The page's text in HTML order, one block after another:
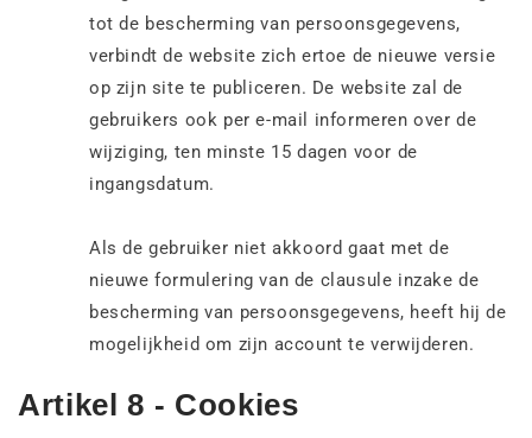
tot de bescherming van persoonsgegevens,
verbindt de website zich ertoe de nieuwe versie
op zijn site te publiceren. De website zal de
gebruikers ook per e-mail informeren over de
wijziging, ten minste 15 dagen voor de
ingangsdatum.
Als de gebruiker niet akkoord gaat met de
nieuwe formulering van de clausule inzake de
bescherming van persoonsgegevens, heeft hij de
mogelijkheid om zijn account te verwijderen.
Artikel 8 - Cookies